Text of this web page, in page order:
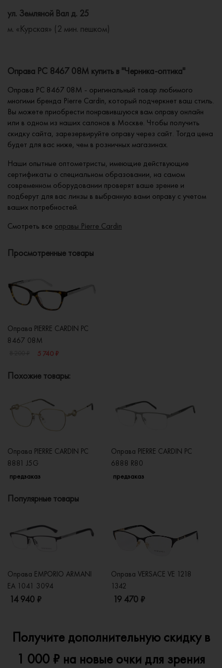
ул. Земляной Вал д. 25
м. «Курская» (2 мин. пешком)
Оправа PC 8467 08M купить в "Черника-оптика"
Оправа PC 8467 08M - оригинальный товар любимого
многими бренда Pierre Cardin, который подчеркнет ваш стиль.
Вы можете приобрести понравившуюся вам оправу онлайн
или в одном из наших салонов в Москве. Чтобы получить
скидку сайта, зарезервируйте оправу через сайт. Тогда цена
будет для вас ниже, чем в розничных магазинах.
Наши опытные оптометристы, имеющие действующие
сертификаты о специальном образовании, на самом
современном оборудовании проверят ваше зрение и
подберут для вас линзы в выбранную вами оправу с учетом
ваших потребностей.
Смотреть все оправы Pierre Cardin
Просмотренные товары
Оправа PIERRE CARDIN PC
8467 08M
5 740 ₽
Похожие товары:
Оправа PIERRE CARDIN PC
8881 J5G
предзаказ
Оправа PIERRE CARDIN PC
6888 R80
предзаказ
Популярные товары
Оправа EMPORIO ARMANI
EA 1041 3094
14 940 ₽
Оправа VERSACE VE 1218
1342
19 470 ₽
Получите дополнительную скидку в
1 000 ₽ на новые очки для зрения